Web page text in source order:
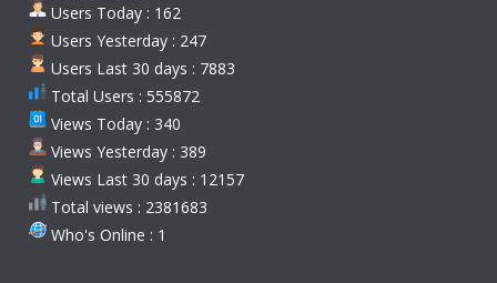
Users Today : 162
Users Yesterday : 247
Users Last 30 days : 7883
Total Users : 555872
Views Today : 340
Views Yesterday : 389
Views Last 30 days : 12157
Total views : 2381683
Who's Online : 1